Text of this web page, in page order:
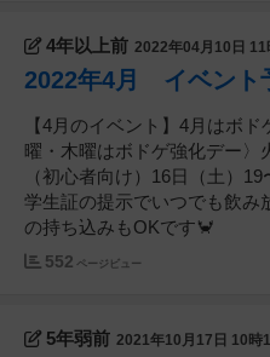
4年以上前 2022年04月10日 11
2022年4月 イベント
【4月のイベント】4月はボ
曜・木曜はボドゲ強化デー〉
（初心者向け）16日（土）
学生証の提示でいつでも飲み
の持ち込みもOKです🦀
552 ページビュー
5年弱前 2021年10月17日 10時